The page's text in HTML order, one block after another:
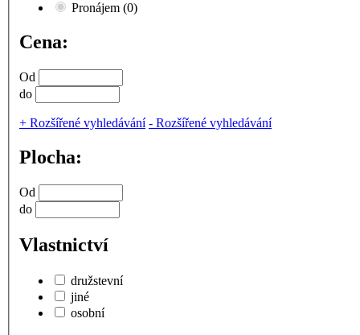
Pronájem (0)
Cena:
Od
do
+ Rozšířené vyhledávání - Rozšířené vyhledávání
Plocha:
Od
do
Vlastnictví
družstevní
jiné
osobní